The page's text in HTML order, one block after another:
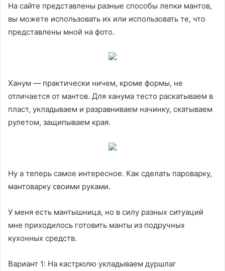
На сайте представлены разные способы лепки мантов,
вы можете использовать их или использовать те, что
представлены мной на фото.
Ханум — практически ничем, кроме формы, не
отличается от мантов. Для ханума тесто раскатываем в
пласт, укладываем и разравниваем начинку, скатываем
рулетом, защипываем края.
Ну а теперь самое интересное. Как сделать пароварку,
мантоварку своими руками.
У меня есть мантышница, но в силу разных ситуаций
мне приходилось готовить манты из подручных
кухонных средств.
Вариант 1: На кастрюлю укладываем дуршлаг